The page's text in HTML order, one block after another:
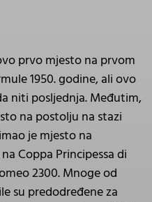
prvo mjesto na prvom
1950. godine, ali ovo
niti posljednja. Međutim,
na postolju na stazi
je mjesto na
Coppa Principessa di
2300. Mnoge od
su predodređene za